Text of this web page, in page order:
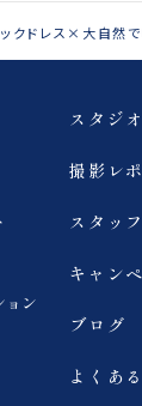
談
付中
#
#キ
（オ
ウェ
クドレス×大自然で
ョン
スタジ
撮影レ
スタッ
キャン
ブログ
よくあ